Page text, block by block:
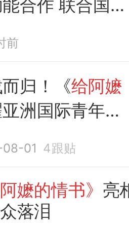
合作 联合国教
”
印尼首映
前
归！《给阿嬷
洲国际青年电
01 4跟贴
嬷的情书》 亮
落泪